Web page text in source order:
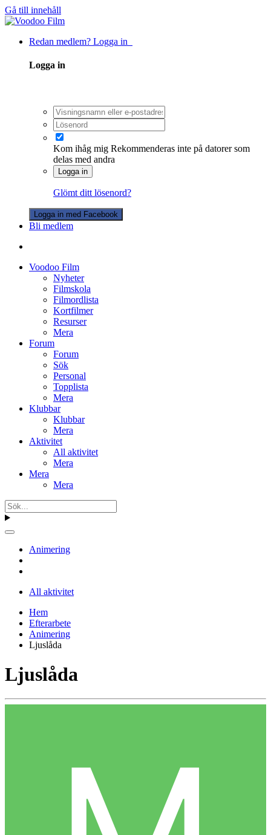
Gå till innehåll
Redan medlem? Logga in
Logga in
Kom ihåg mig Rekommenderas inte på datorer som
delas med andra
Logga in
Glömt ditt lösenord?
Logga in med Facebook
Bli medlem
Voodoo Film
Nyheter
Filmskola
Filmordlista
Kortfilmer
Resurser
Mera
Forum
Forum
Sök
Personal
Topplista
Mera
Klubbar
Klubbar
Mera
Aktivitet
All aktivitet
Mera
Mera
Mera
Animering
All aktivitet
Hem
Efterarbete
Animering
Ljuslåda
Ljuslåda